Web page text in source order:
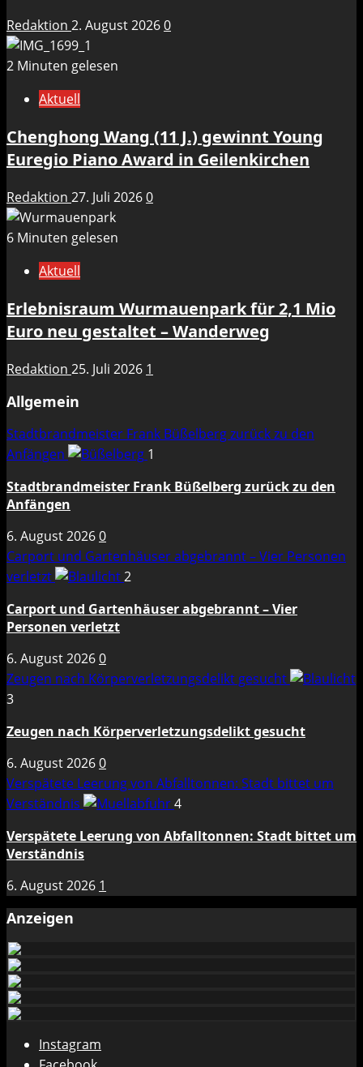
Redaktion 2. August 20260
2 Minuten gelesen
Aktuell
Chenghong Wang (11 J.) gewinnt Young
Euregio Piano Award in Geilenkirchen
Redaktion 27. Juli 20260
6 Minuten gelesen
Aktuell
Erlebnisraum Wurmauenpark für 2,1 Mio
Euro neu gestaltet – Wanderweg
Redaktion 25. Juli 2026 1
Allgemein
Stadtbrandmeister Frank Büßelberg zurück zu den
Anfängen
1
Stadtbrandmeister Frank Büßelberg zurück zu den
Anfängen
6. August 20260
Carport und Gartenhäuser abgebrannt – Vier Personen
verletzt
2
Carport und Gartenhäuser abgebrannt – Vier
Personen verletzt
6. August 20260
Zeugen nach Körperverletzungsdelikt gesucht
3
Zeugen nach Körperverletzungsdelikt gesucht
6. August 20260
Verspätete Leerung von Abfalltonnen: Stadt bittet um
Verständnis
4
Verspätete Leerung von Abfalltonnen: Stadt bittet um
Verständnis
6. August 2026 1
Anzeigen
Instagram